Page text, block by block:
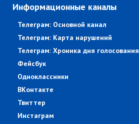
Информационные каналы
Телеграм: Основной канал
Телеграм: Карта нарушений
Телеграм: Хроника дня голосования
Фейсбук
Одноклассники
ВКонтакте
Твиттер
Инстаграм